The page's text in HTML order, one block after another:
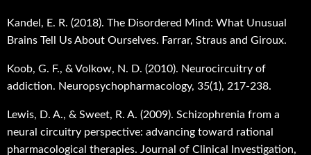
Kandel, E. R. (2018). The Disordered Mind: What Unusual
Brains Tell Us About Ourselves. Farrar, Straus and Giroux.
Koob, G. F., & Volkow, N. D. (2010). Neurocircuitry of
addiction. Neuropsychopharmacology, 35(1), 217-238.
Lewis, D. A., & Sweet, R. A. (2009). Schizophrenia from a
neural circuitry perspective: advancing toward rational
pharmacological therapies. Journal of Clinical Investigation,